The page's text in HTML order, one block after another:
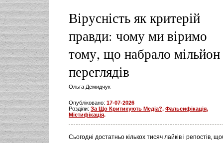
Вірусність як критерій
правди: чому ми віримо
тому, що набрало мільйон
переглядів
Ольга Демидчук
Опубліковано: 17-07-2026
Розділи: За Що Критикують Медіа?, Фальсифікація,
Містифікація.
Сьогодні достатньо кількох тисяч лайків і репостів,